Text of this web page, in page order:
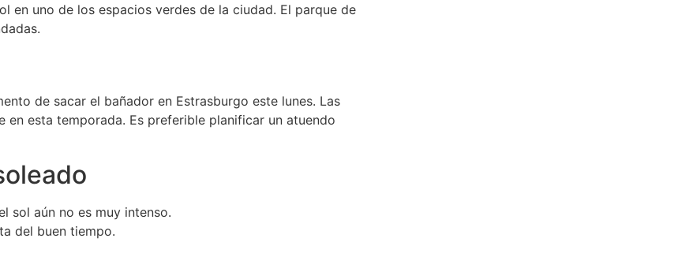
en uno de los espacios verdes de la ciudad. El parque de
de sacar el bañador en Estrasburgo este lunes. Las
esta temporada. Es preferible planificar un atuendo
sol aún no es muy intenso.
del buen tiempo.